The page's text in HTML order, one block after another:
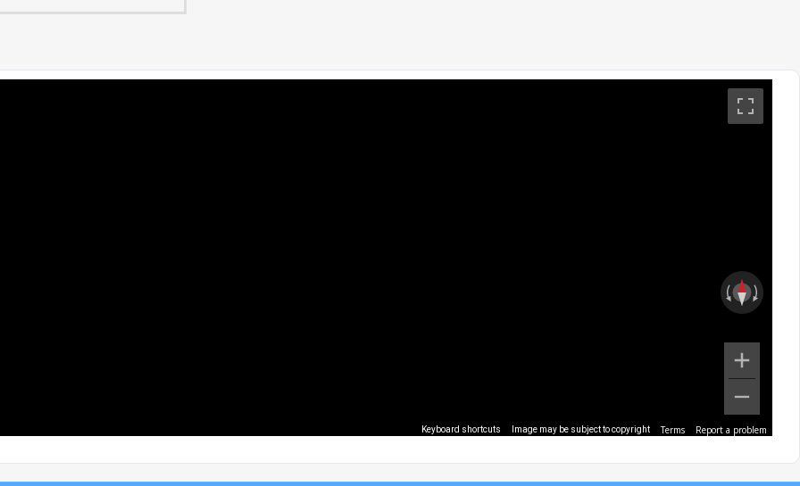
Keyboard shortcuts Image may be subject to copyright Terms Report a problem